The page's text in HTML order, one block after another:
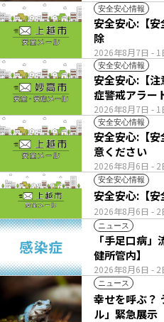
安全安心情報
2026年8月7日 - 1
安全安心:【
除
安全安心情報
2026年8月7日 - 1
安全安心:【
症警戒アラー
安全安心情報
2026年8月6日 - 2
安全安心:【
意ください
安全安心情報
2026年8月6日 - 2
安全安心:【
ニュース
2026年8月6日 - 2
「手足口病」流行 前の週の3倍に増
健所管内】
ニュース
幸せを呼ぶ？
ル」緊急展示